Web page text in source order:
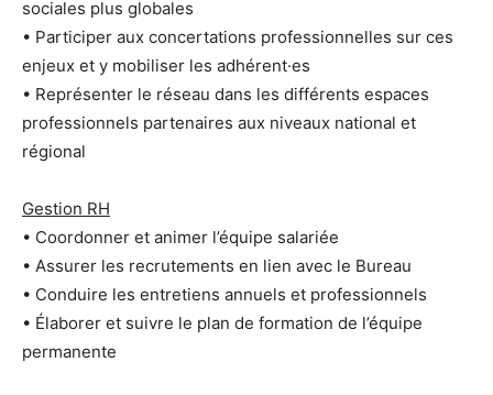
sociales plus globales
• Participer aux concertations professionnelles sur ces
enjeux et y mobiliser les adhérent·es
• Représenter le réseau dans les différents espaces
professionnels partenaires aux niveaux national et
régional
Gestion RH
• Coordonner et animer l’équipe salariée
• Assurer les recrutements en lien avec le Bureau
• Conduire les entretiens annuels et professionnels
• Élaborer et suivre le plan de formation de l’équipe
permanente